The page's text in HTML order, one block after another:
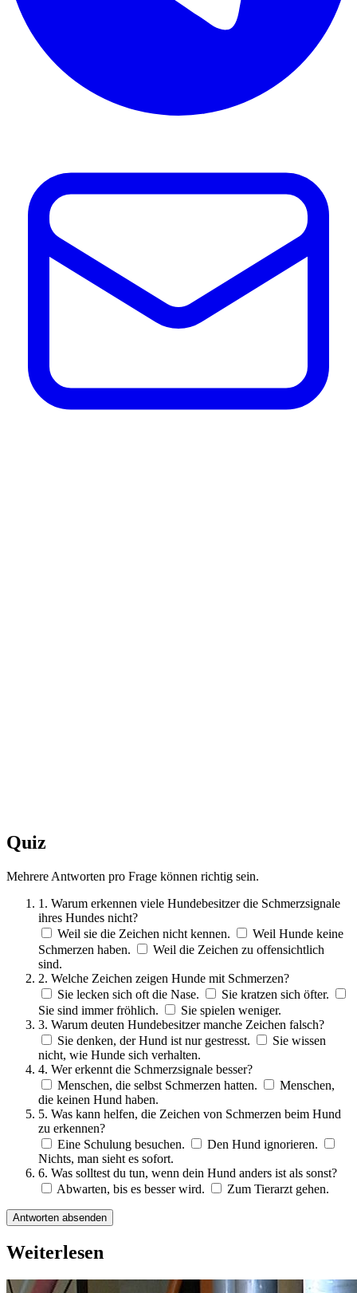
Quiz
Mehrere Antworten pro Frage können richtig sein.
1. Warum erkennen viele Hundebesitzer die Schmerzsignale
ihres Hundes nicht?
Weil sie die Zeichen nicht kennen.
Weil Hunde keine
Schmerzen haben.
Weil die Zeichen zu offensichtlich
sind.
2. Welche Zeichen zeigen Hunde mit Schmerzen?
Sie lecken sich oft die Nase.
Sie kratzen sich öfter.
Sie sind immer fröhlich.
Sie spielen weniger.
3. Warum deuten Hundebesitzer manche Zeichen falsch?
Sie denken, der Hund ist nur gestresst.
Sie wissen
nicht, wie Hunde sich verhalten.
4. Wer erkennt die Schmerzsignale besser?
Menschen, die selbst Schmerzen hatten.
Menschen,
die keinen Hund haben.
5. Was kann helfen, die Zeichen von Schmerzen beim Hund
zu erkennen?
Eine Schulung besuchen.
Den Hund ignorieren.
Nichts, man sieht es sofort.
6. Was solltest du tun, wenn dein Hund anders ist als sonst?
Abwarten, bis es besser wird.
Zum Tierarzt gehen.
Antworten absenden
Weiterlesen